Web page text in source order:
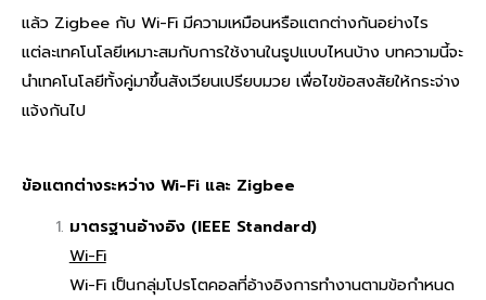
แล้ว Zigbee กับ Wi-Fi มีความเหมือนหรือแตกต่างกันอย่างไร
แต่ละเทคโนโลยีเหมาะสมกับการใช้งานในรูปแบบไหนบ้าง บทความนี้จะ
นำเทคโนโลยีทั้งคู่มาขึ้นสังเวียนเปรียบมวย เพื่อไขข้อสงสัยให้กระจ่าง
แจ้งกันไป
ข้อแตกต่างระหว่าง Wi-Fi และ Zigbee
มาตรฐานอ้างอิง (IEEE Standard)
Wi-Fi
Wi-Fi เป็นกลุ่มโปรโตคอลที่อ้างอิงการทำงานตามข้อกำหนด